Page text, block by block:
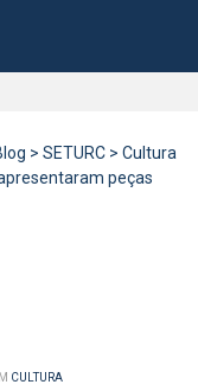
> SETURC > Cultura
peças
CULTURA